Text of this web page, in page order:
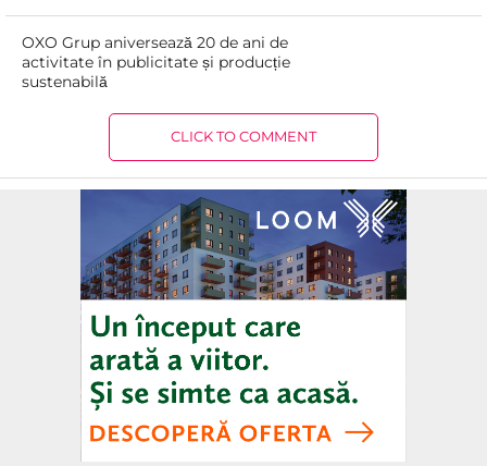
OXO Grup aniversează 20 de ani de
activitate în publicitate și producție
sustenabilă
CLICK TO COMMENT